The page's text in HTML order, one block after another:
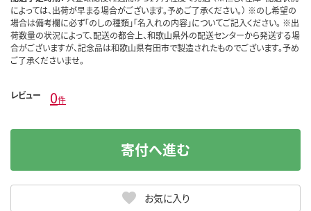
によっては、出荷が早まる場合がございます。予めご了承ください。） ※のし希望の
場合は備考欄に必ず「のしの種類」「名入れの内容」についてご記入ください。 ※出
荷数量の状況によって、配送の都合上、和歌山県外の配送センターから発送する場
合がございますが、記念品は和歌山県有田市で製造されたものでございます。予め
ご了承くださいませ。
レビュー 0件
お気に入り
寄付へ進む